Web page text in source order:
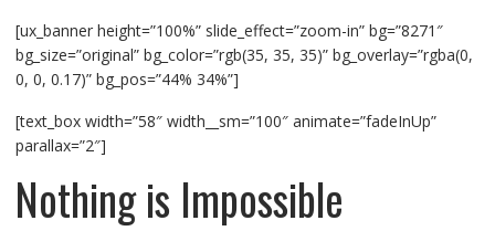
[ux_banner height=”100%” slide_effect=”zoom-in” bg=”8271″
bg_size=”original” bg_color=”rgb(35, 35, 35)” bg_overlay=”rgba(0,
0, 0, 0.17)” bg_pos=”44% 34%”]
[text_box width=”58″ width__sm=”100″ animate=”fadeInUp”
parallax=”2″]
Nothing is Impossible